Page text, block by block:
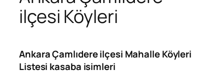
ilçesi Köyleri
Ankara Çamlıdere ilçesi Mahalle Köyleri
Listesi kasaba isimleri